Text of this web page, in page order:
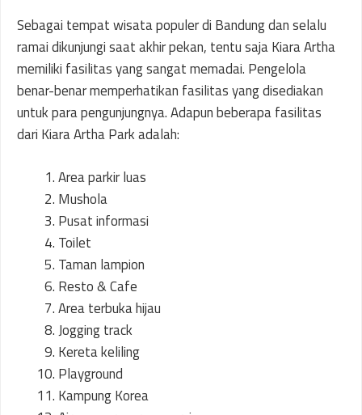
Sebagai tempat wisata populer di Bandung dan selalu
ramai dikunjungi saat akhir pekan, tentu saja Kiara Artha
memiliki fasilitas yang sangat memadai. Pengelola
benar-benar memperhatikan fasilitas yang disediakan
untuk para pengunjungnya. Adapun beberapa fasilitas
dari Kiara Artha Park adalah:
Area parkir luas
Mushola
Pusat informasi
Toilet
Taman lampion
Resto & Cafe
Area terbuka hijau
Jogging track
Kereta keliling
Playground
Kampung Korea